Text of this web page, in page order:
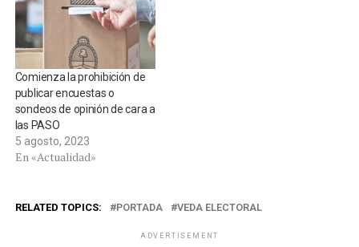
Comienza la prohibición de
publicar encuestas o
sondeos de opinión de cara a
las PASO
5 agosto, 2023
En «Actualidad»
RELATED TOPICS: PORTADA VEDA ELECTORAL
ADVERTISEMENT